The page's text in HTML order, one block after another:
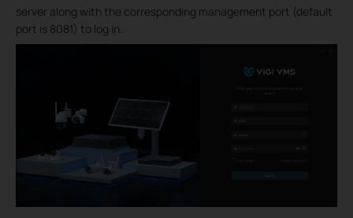
server along with the corresponding management port (default
port is 8081) to log in.